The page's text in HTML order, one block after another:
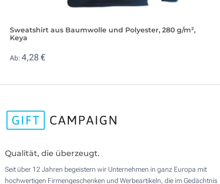
Sweatshirt aus Baumwolle und Polyester, 280 g/m²,
Keya
Ab: 4,28 €
Qualität, die überzeugt.
Seit über 12 Jahren begeistern wir Unternehmen in ganz Europa mit
hochwertigen Firmengeschenken und Werbeartikeln, die im Gedächtnis